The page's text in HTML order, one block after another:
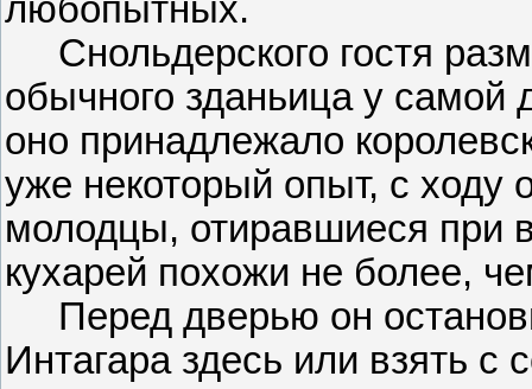
любопытных.
Снольдерского гостя
обычного зданьица у
оно принадлежало
уже некоторый опыт, с ходу
молодцы, отиравшиеся при
кухарей похожи не более,
Перед дверью он
Интагара здесь или взять с